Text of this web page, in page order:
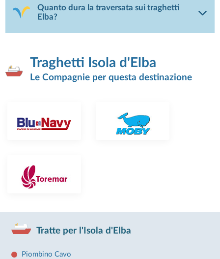
Quanto dura la traversata sui traghetti
Elba?
Traghetti Isola d'Elba
Le Compagnie per questa destinazione
Tratte per l'Isola d'Elba
Piombino Cavo